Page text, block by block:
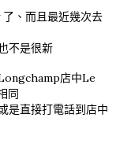
、而且最近幾次去
不是很新
店中Le
同
是直接打電話到店中